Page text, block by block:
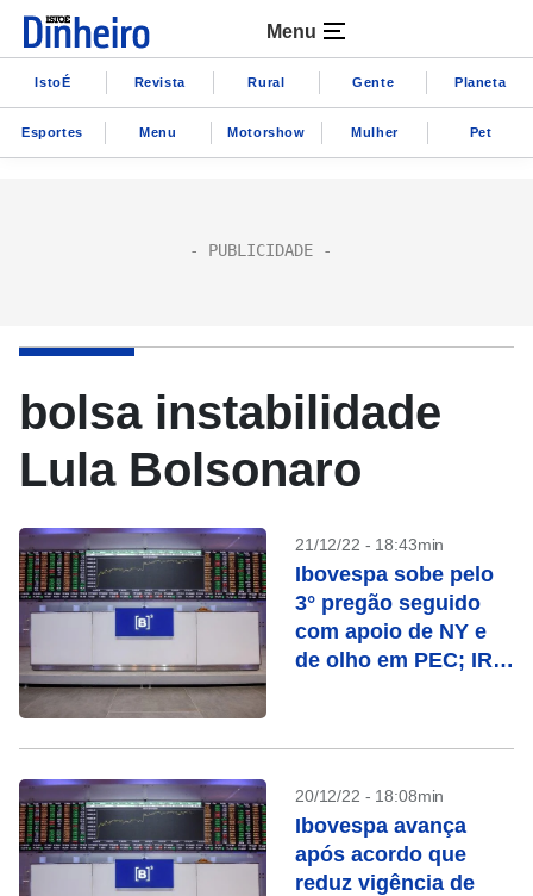
Menu
IstoÉ Revista Rural Gente Planeta
Esportes Menu Motorshow Mulher Pet
bolsa instabilidade
Lula Bolsonaro
21/12/22 - 18:43min
Ibovespa sobe pelo
3° pregão seguido
com apoio de NY e
de olho em PEC; IRB
20/12/22 - 18:08min
Ibovespa avança
após acordo que
reduz vigência de